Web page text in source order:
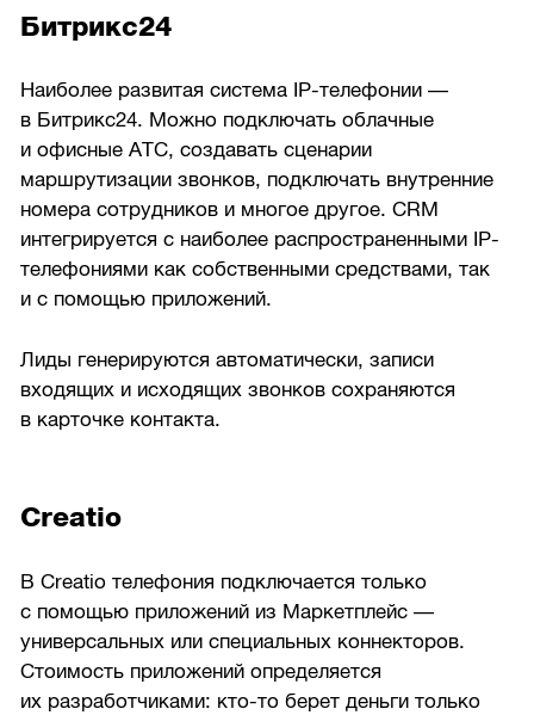
Битрикс24
Наиболее развитая система IP-телефонии —
в Битрикс24. Можно подключать облачные
и офисные АТС, создавать сценарии
маршрутизации звонков, подключать внутренние
номера сотрудников и многое другое. CRM
интегрируется с наиболее распространенными IP-
телефониями как собственными средствами, так
и с помощью приложений.
Лиды генерируются автоматически, записи
входящих и исходящих звонков сохраняются
в карточке контакта.
Creatio
В Creatio телефония подключается только
с помощью приложений из Маркетплейс —
универсальных или специальных коннекторов.
Стоимость приложений определяется
их разработчиками: кто-то берет деньги только